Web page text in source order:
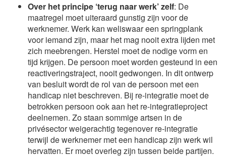
Over het principe ‘terug naar werk’ zelf: De
maatregel moet uiteraard gunstig zijn voor de
werknemer. Werk kan weliswaar een springplank
voor iemand zijn, maar het mag nooit extra lijden met
zich meebrengen. Herstel moet de nodige vorm en
tijd krijgen. De persoon moet worden gesteund in een
reactiveringstraject, nooit gedwongen. In dit ontwerp
van besluit wordt de rol van de persoon met een
handicap niet beschreven. Bij re-integratie moet de
betrokken persoon ook aan het re-integratieproject
deelnemen. Zo staan sommige artsen in de
privésector weigerachtig tegenover re-integratie
terwijl de werknemer met een handicap zijn werk wil
hervatten. Er moet overleg zijn tussen beide partijen.